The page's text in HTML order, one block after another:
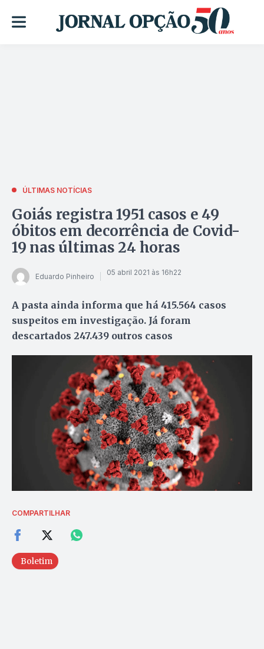
ÚLTIMAS NOTÍCIAS
Goiás registra 1951 casos e 49
óbitos em decorrência de Covid-
19 nas últimas 24 horas
Eduardo Pinheiro 05 abril 2021 às 16h22
A pasta ainda informa que há 415.564 casos
suspeitos em investigação. Já foram
descartados 247.439 outros casos
COMPARTILHAR
Boletim